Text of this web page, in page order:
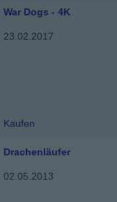
War Dogs - 4K
23.02.2017
Kaufen
Drachenläufer
02.05.2013